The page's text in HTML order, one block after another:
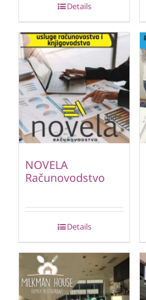
Details
NOVELA
Računovodstvo
Details